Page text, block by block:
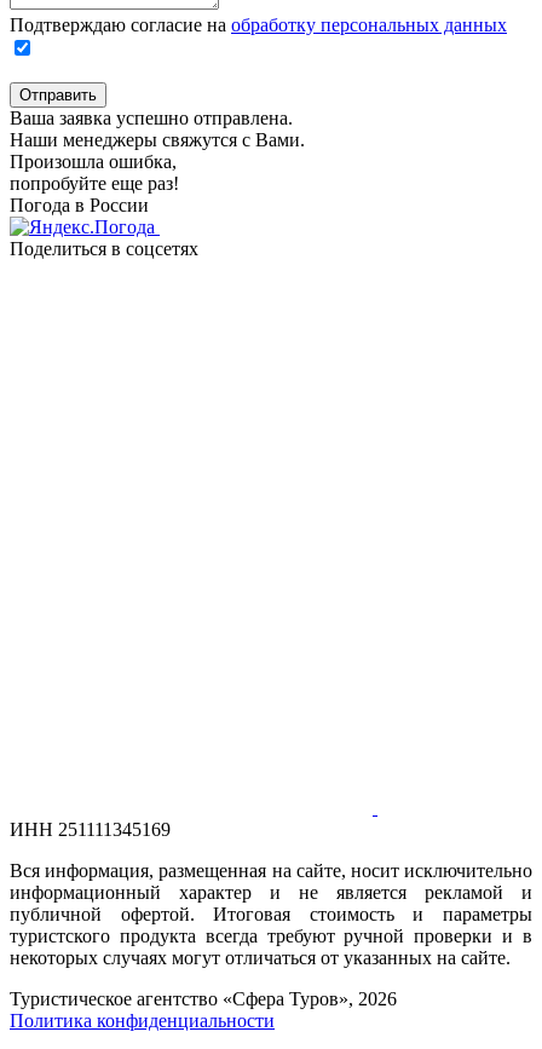
Подтверждаю согласие на обработку персональных данных
Отправить
Ваша заявка успешно отправлена.
Наши менеджеры свяжутся с Вами.
Произошла ошибка,
попробуйте еще раз!
Погода в России
Поделиться в соцсетях
ИНН 251111345169
Вся информация, размещенная на сайте, носит исключительно
информационный характер и не является рекламой и
публичной офертой. Итоговая стоимость и параметры
туристского продукта всегда требуют ручной проверки и в
некоторых случаях могут отличаться от указанных на сайте.
Туристическое агентство «Сфера Туров», 2026
Политика конфиденциальности